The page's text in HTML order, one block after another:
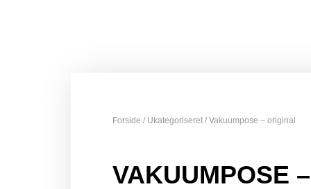
Forside / Ukategoriseret / Vakuumpose – original
VAKUUMPOSE –